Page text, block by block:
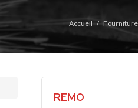
Accueil
REMO